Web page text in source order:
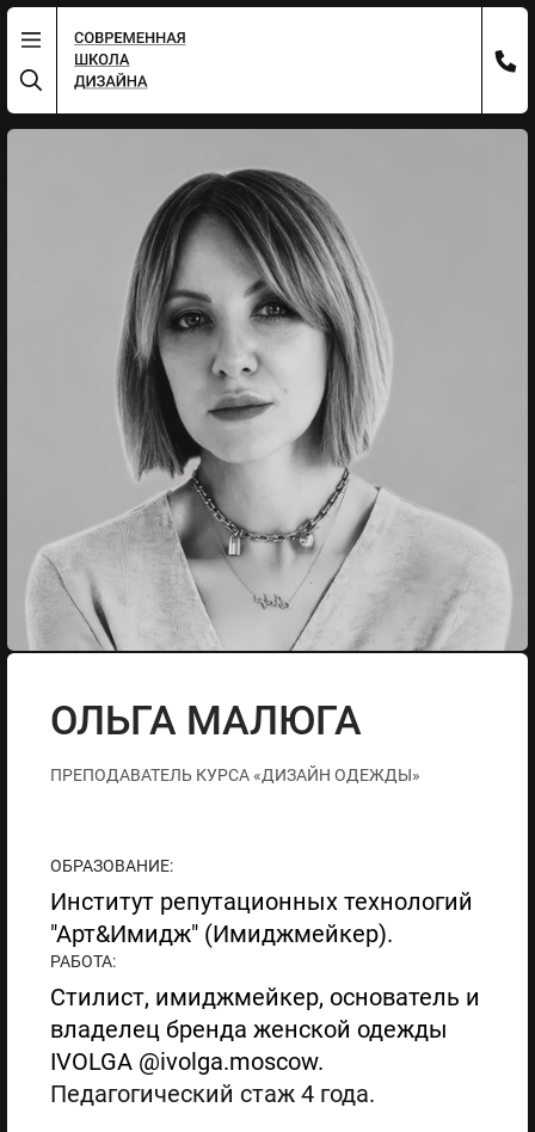
ОЛЬГА МАЛЮГА
ПРЕПОДАВАТЕЛЬ КУРСА «ДИЗАЙН ОДЕЖДЫ»
ОБРАЗОВАНИЕ:
Институт репутационных технологий
"Арт&Имидж" (Имиджмейкер).
РАБОТА:
Стилист, имиджмейкер, основатель и
владелец бренда женской одежды
IVOLGA @ivolga.moscow.
Педагогический стаж 4 года.